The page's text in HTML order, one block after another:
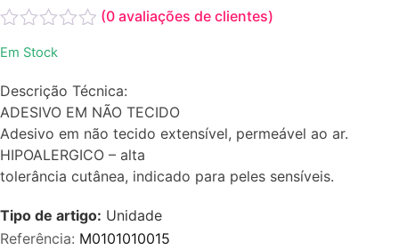
0
5
(0 avaliações de clientes)
Em Stock
Descrição Técnica:
ADESIVO EM NÃO TECIDO
Adesivo em não tecido extensível, permeável ao ar.
HIPOALERGICO – alta
tolerância cutânea, indicado para peles sensíveis.
Tipo de artigo: Unidade
Referência: M0101010015